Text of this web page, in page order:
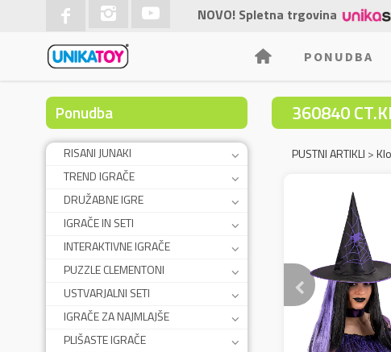
NOVO! Spletna trgovina
PONUDBA
Ponudba
RISANI JUNAKI
TREND IGRAČE
DRUŽABNE IGRE
IGRAČE IN SETI
INTERAKTIVNE IGRAČE
PUZZLE CLEMENTONI
USTVARJALNI SETI
IGRAČE ZA NAJMLAJŠE
PLIŠASTE IGRAČE
360840
PUSTNI ARTIKLI >